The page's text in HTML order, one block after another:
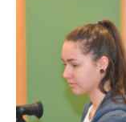
SERVICES
APPLIS